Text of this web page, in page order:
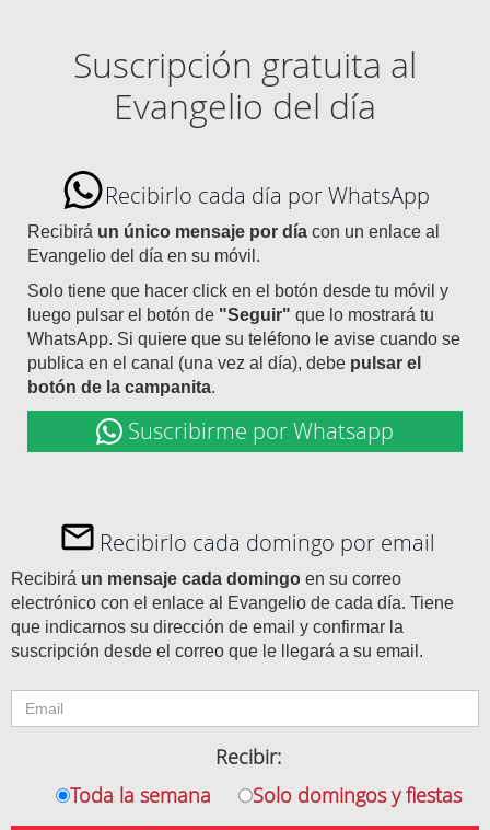
Suscripción gratuita al
Evangelio del día
Recibirlo cada día por WhatsApp
Recibirá un único mensaje por día con un enlace al
Evangelio del día en su móvil.
Solo tiene que hacer click en el botón desde tu móvil y
luego pulsar el botón de "Seguir" que lo mostrará tu
WhatsApp. Si quiere que su teléfono le avise cuando se
publica en el canal (una vez al día), debe pulsar el
botón de la campanita.
Suscribirme por Whatsapp
Recibirlo cada domingo por email
Recibirá un mensaje cada domingo en su correo
electrónico con el enlace al Evangelio de cada día. Tiene
que indicarnos su dirección de email y confirmar la
suscripción desde el correo que le llegará a su email.
Recibir:
Toda la semana
Solo domingos y fiestas